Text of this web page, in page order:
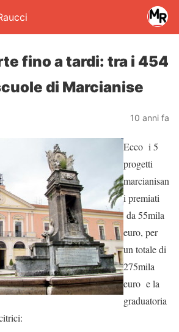
fino a tardi: tra i 454
di Marcianise
10 anni fa
Ecco i 5
progetti
marcianisan
i premiati
da 55mila
euro, per
un totale di
275mila
euro e la
graduatoria